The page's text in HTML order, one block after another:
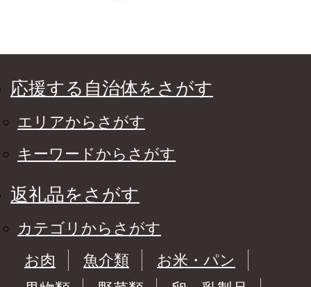
応援する自治体をさがす
エリアからさがす
キーワードからさがす
返礼品をさがす
カテゴリからさがす
お肉
魚介類
お米・パン